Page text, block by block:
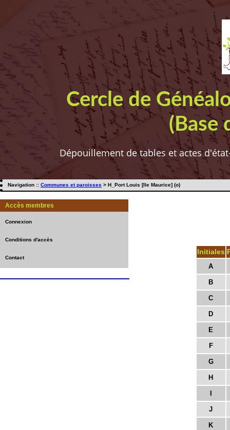
Cercle de
(Base
Dépouillement de tables et actes
Navigation :: Communes et paroisses > H_Port Louis [Ile Maurice] (o)
Accès membres
Connexion
Conditions d'accès
Contact
Initiales
A
B
C
D
E
F
G
H
J
K